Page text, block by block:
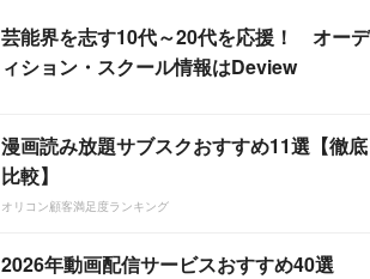
芸能界を志す10代～20代を応援！ オーデ
ィション・スクール情報はDeview
漫画読み放題サブスクおすすめ11選【徹底
比較】
オリコン顧客満足度ランキング
2026年動画配信サービスおすすめ40選